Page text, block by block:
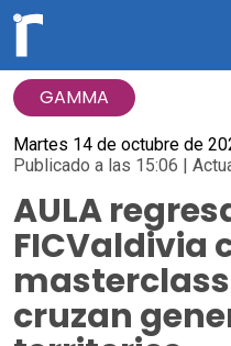
GAMMA
Martes 14 de octubre de
Publicado a las 15:06 |
AULA
FICValdivia
cruzan